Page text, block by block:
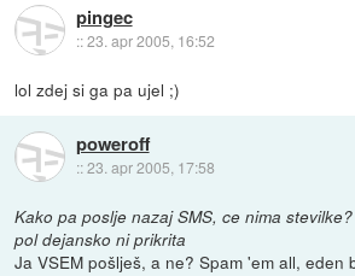
pingec
::23. apr 2005, 16:52
lol zdej si ga pa ujel ;)
poweroff
::23. apr 2005, 17:58
Kako pa poslje nazaj SMS, ce nima
pol dejansko ni prikrita
Ja VSEM pošlješ, a ne? Spam 'em all, eden